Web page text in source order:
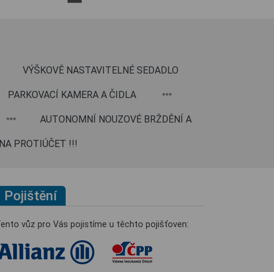
VÝŠKOVĚ NASTAVITELNÉ SEDADLO
PARKOVACÍ KAMERA A ČIDLA
AUTONOMNÍ NOUZOVÉ BRŽDĚNÍ A
PROTIÚČET !!!
Pojištění
vůz pro Vás pojistíme u těchto pojišťoven: